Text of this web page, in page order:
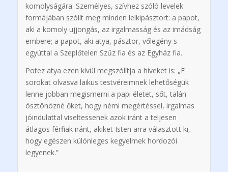
komolyságára. Személyes, szívhez szóló levelek
formájában szólít meg minden lelkipásztort: a papot,
aki a komoly ujjongás, az irgalmasság és az imádság
embere; a papot, aki atya, pásztor, vőlegény s
egyúttal a Szeplőtelen Szűz fia és az Egyház fia.
Potez atya ezen kívül megszólítja a híveket is: „E
sorokat olvasva laikus testvéreimnek lehetőségük
lenne jobban megismerni a papi életet, sőt, talán
ösztönözné őket, hogy némi megértéssel, irgalmas
jóindulattal viseltessenek azok iránt a teljesen
átlagos férfiak iránt, akiket Isten arra választott ki,
hogy egészen különleges kegyelmek hordozói
legyenek.”